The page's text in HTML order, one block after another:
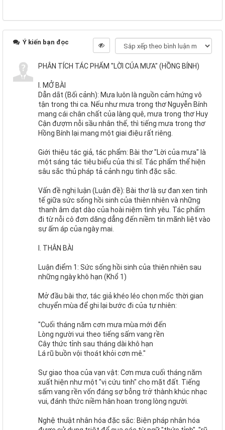
Ý kiến bạn đọc
PHÂN TÍCH TÁC PHẨM "LỜI CỦA MƯA" (HỒNG BÍNH)
I. MỞ BÀI
Dẫn dắt (Bối cảnh): Mưa luôn là nguồn cảm hứng vô
tận trong thi ca. Nếu như mưa trong thơ Nguyễn Bính
mang cái chân chất của làng quê, mưa trong thơ Huy
Cận đượm nỗi sầu nhân thế, thì tiếng mưa trong thơ
Hồng Bính lại mang một giai điệu rất riêng.
Giới thiệu tác giả, tác phẩm: Bài thơ "Lời của mưa" là
một sáng tác tiêu biểu của thi sĩ. Tác phẩm thể hiện
sâu sắc thủ pháp tả cảnh ngụ tình đặc sắc.
Vấn đề nghị luận (Luận đề): Bài thơ là sự đan xen tinh
tế giữa sức sống hồi sinh của thiên nhiên và những
thanh âm dạt dào của hoài niệm tình yêu. Tác phẩm
đi từ nỗi cô đơn dăng dẳng đến niềm tin mãnh liệt vào
sự ấm áp của ngày mai.
I. THÂN BÀI
Luận điểm 1: Sức sống hồi sinh của thiên nhiên sau
những ngày khô hạn (Khổ 1)
Mở đầu bài thơ, tác giả khéo léo chọn mốc thời gian
chuyển mùa để ghi lại bước đi của tự nhiên:
"Cuối tháng năm cơn mưa mùa mới đến
Lòng người vui theo tiếng sấm vang rền
Cây thức tỉnh sau tháng dài khô hạn
Lá rũ buồn vội thoát khỏi cơn mê."
Sự giao thoa của vạn vật: Cơn mưa cuối tháng năm
xuất hiện như một "vị cứu tinh" cho mặt đất. Tiếng
sấm vang rền vốn đáng sợ bỗng trở thành khúc nhạc
vui, đánh thức niềm hân hoan trong lòng người.
Nghệ thuật nhân hóa đặc sắc: Biện pháp nhân hóa